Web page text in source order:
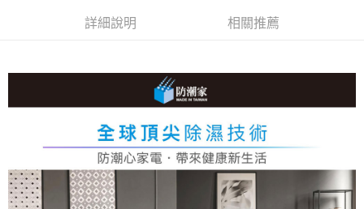
AFTEE先享後付是「在收到商品之後才付款」的支付方式。 讓您購物簡單
１．簡單：不需註冊會員、不需綁卡、不需儲值。
２．便利：只要手機號碼，簡訊認證，即可結帳。
３．安心：先確認商品／服務後，再付款。
【「AFTEE先享後付」結帳流程】
１．於結帳方式選擇「AFTEE先享後付」後，將跳轉至「AFTEE先享後付」
每筆NT$75，滿NT$399(含以上)免運費
詳細說明 相關推薦